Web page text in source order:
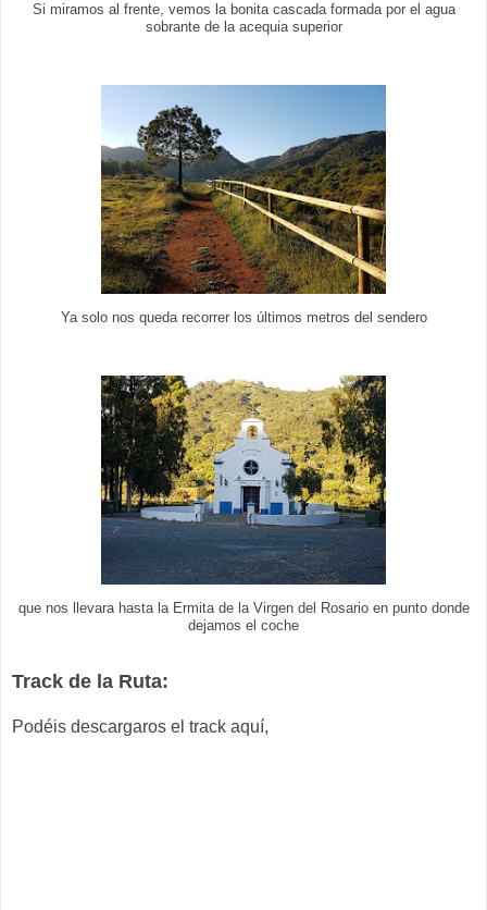
Si miramos al frente, vemos la bonita cascada formada por el agua
sobrante de la acequia superior
Ya solo nos queda recorrer los últimos metros del sendero
que nos llevara hasta la Ermita de la Virgen del Rosario en punto donde
dejamos el coche
Track de la Ruta:
Podéis descargaros el track aquí,